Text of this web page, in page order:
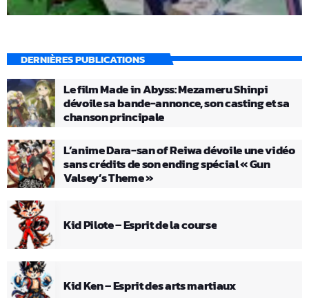
DERNIÈRES PUBLICATIONS
Le film Made in Abyss: Mezameru Shinpi
dévoile sa bande-annonce, son casting et sa
chanson principale
L’anime Dara-san of Reiwa dévoile une vidéo
sans crédits de son ending spécial « Gun
Valsey’s Theme »
Kid Pilote – Esprit de la course
Kid Ken – Esprit des arts martiaux